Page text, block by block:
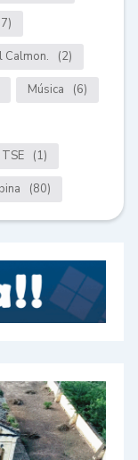
Calmon. (2)
Música (6)
TSE (1)
(80)